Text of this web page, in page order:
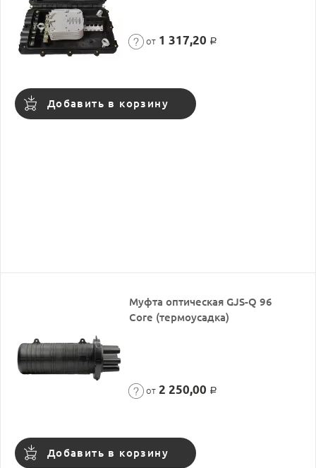
от 1 317,20 Р
Добавить в корзину
Муфта оптическая GJS-Q 96
Core (термоусадка)
от 2 250,00 Р
Добавить в корзину